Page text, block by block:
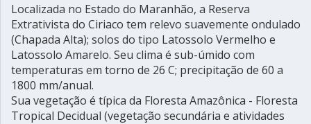
Localizada no Estado do Maranhão, a Reserva
Extrativista do Ciriaco tem relevo suavemente ondulado
(Chapada Alta); solos do tipo Latossolo Vermelho e
Latossolo Amarelo. Seu clima é sub-úmido com
temperaturas em torno de 26 C; precipitação de 60 a
1800 mm/anual.
Sua vegetação é típica da Floresta Amazônica - Floresta
Tropical Decidual (vegetação secundária e atividades